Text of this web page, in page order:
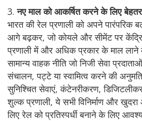
3.नए माल को आकर्षित करने के लिए
भारत की रेल प्रणाली को अपने पारंपरिक
आगे बढ़कर, जो कोयले और सीमेंट पर
प्रणाली में और अधिक प्रकार के माल
सामान्य वाहक नीति जो निजी सेवा
संचालन, पट्टे या स्वामित्व करने की
सुनिश्चित सेवाएं, कंटेनरीकरण,
शुल्क प्रणाली, ये सभी विनिर्माण और
लिए रेल को प्रतिस्पर्धी बनाने के लिए